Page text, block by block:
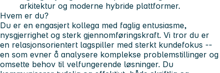
arkitektur og moderne hybride plattformer.
Hvem er du?
Du er en engasjert kollega med faglig entusiasme,
nysgjerrighet og sterk gjennomføringskraft. Vi tror du er
en relasjonsorientert lagspiller med sterkt kundefokus --
en som evner å analysere komplekse problemstillinger og
omsette behov til velfungerende løsninger. Du